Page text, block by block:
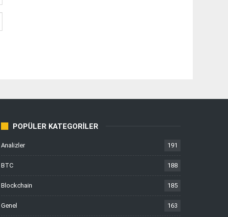
POPÜLER KATEGORILER
Analizler 191
BTC 188
Blockchain 185
Genel 163